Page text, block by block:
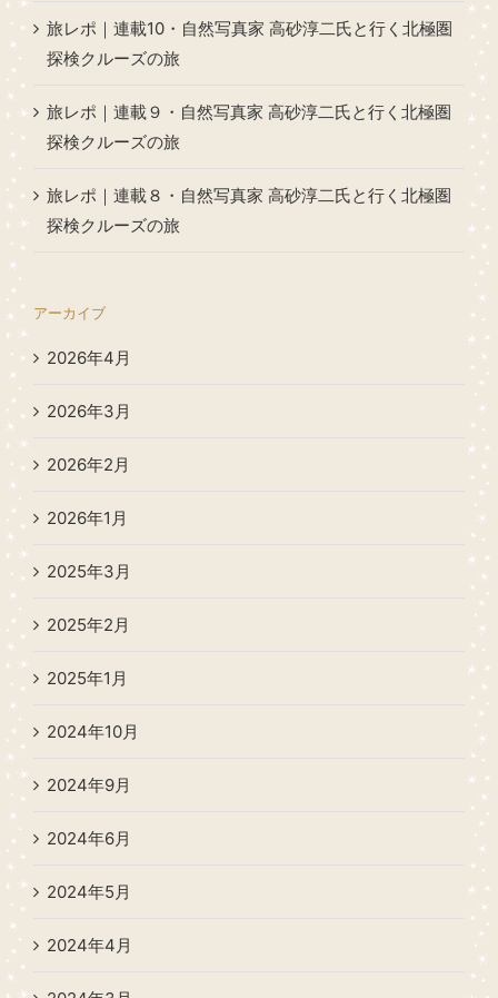
旅レポ｜連載10・自然写真家 高砂淳二氏と行く北極圏
探検クルーズの旅
旅レポ｜連載９・自然写真家 高砂淳二氏と行く北極圏
探検クルーズの旅
旅レポ｜連載８・自然写真家 高砂淳二氏と行く北極圏
探検クルーズの旅
アーカイブ
2026年4月
2026年3月
2026年2月
2026年1月
2025年3月
2025年2月
2025年1月
2024年10月
2024年9月
2024年6月
2024年5月
2024年4月